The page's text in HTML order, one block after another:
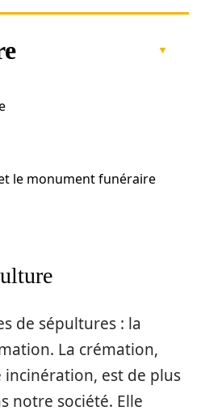
le monument funéraire
de sépultures : la
La crémation,
est de plus
notre société. Elle